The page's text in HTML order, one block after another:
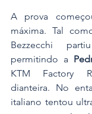
A prova
máxima. Tal
Bezzecchi
permitindo a
KTM Factory
dianteira. No
italiano tentou